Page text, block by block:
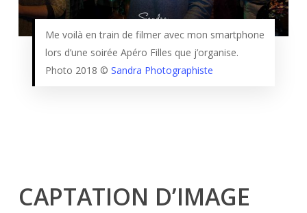
Me voilà en train de filmer avec mon smartphone
lors d’une soirée Apéro Filles que j’organise.
Photo 2018 © Sandra Photographiste
CAPTATION D’IMAGE